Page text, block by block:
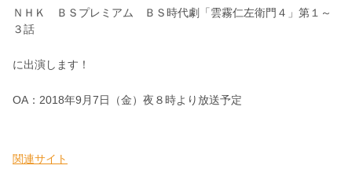
ＮＨＫ ＢＳプレミアム ＢＳ時代劇「雲霧仁左衛門４」第１～
３話
に出演します！
OA：2018年9月7日（金）夜８時より放送予定
関連サイト